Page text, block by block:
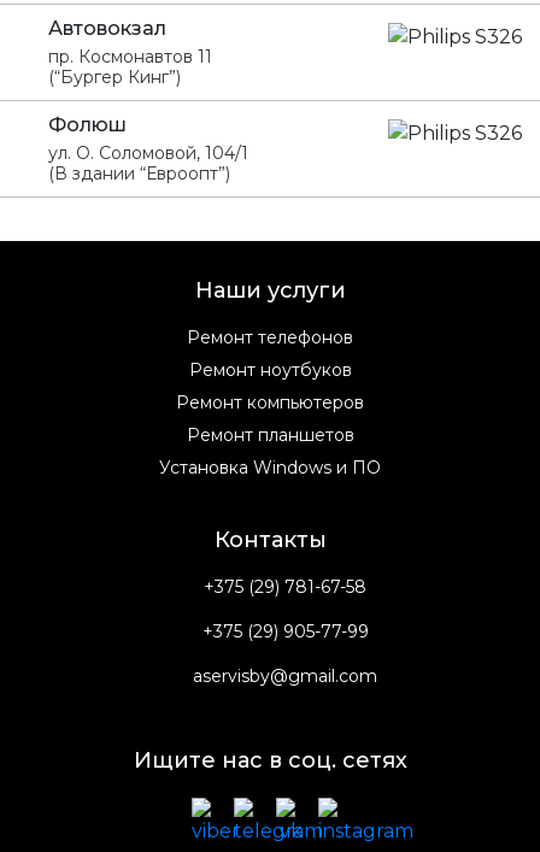
Автовокзал
пр. Космонавтов 11
(“Бургер Кинг”)
Фолюш
ул. О. Соломовой, 104/1
(В здании “Евроопт”)
Наши услуги
Ремонт телефонов
Ремонт ноутбуков
Ремонт компьютеров
Ремонт планшетов
Установка Windows и ПО
Контакты
+375 (29) 781-67-58
+375 (29) 905-77-99
aservisby@gmail.com
Ищите нас в соц. сетях